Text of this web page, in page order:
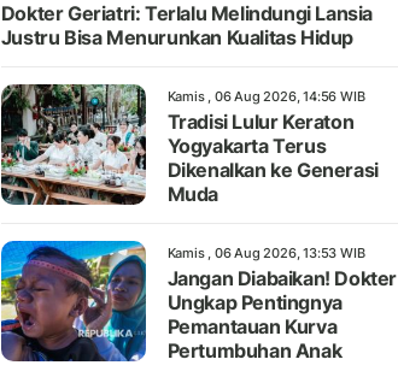
Dokter Geriatri: Terlalu Melindungi Lansia
Justru Bisa Menurunkan Kualitas Hidup
Kamis , 06 Aug 2026, 14:56 WIB
Tradisi Lulur Keraton
Yogyakarta Terus
Dikenalkan ke Generasi
Muda
Kamis , 06 Aug 2026, 13:53 WIB
Jangan Diabaikan! Dokter
Ungkap Pentingnya
Pemantauan Kurva
Pertumbuhan Anak